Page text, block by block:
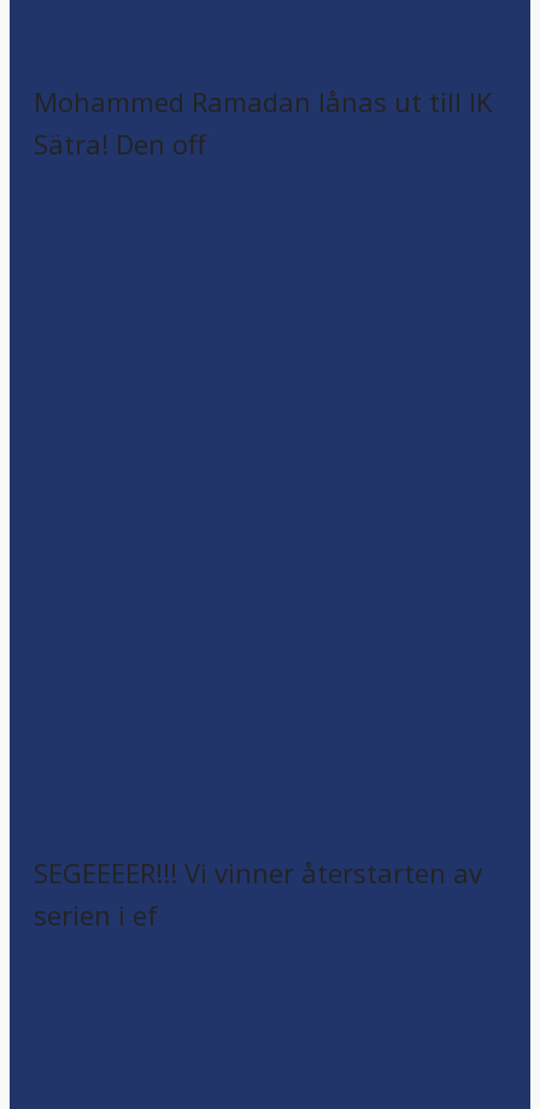
Mohammed Ramadan lånas ut till IK
Sätra! Den off
SEGEEEER!!! Vi vinner återstarten av
serien i ef